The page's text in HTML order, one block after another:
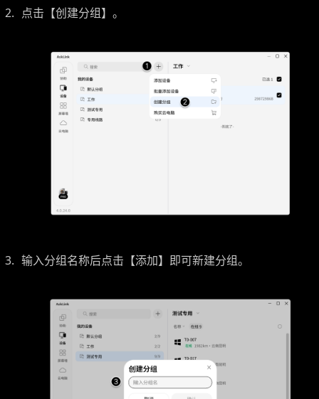
点击【创建分组】。
输入分组名称后点击【添加】即可新建分组。